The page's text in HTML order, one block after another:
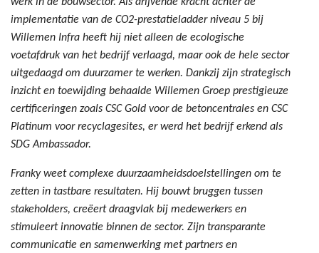
werk in de bouwsector. Als drijvende kracht achter de
implementatie van de CO2-prestatieladder niveau 5 bij
Willemen Infra heeft hij niet alleen de ecologische
voetafdruk van het bedrijf verlaagd, maar ook de hele sector
uitgedaagd om duurzamer te werken. Dankzij zijn strategisch
inzicht en toewijding behaalde Willemen Groep prestigieuze
certificeringen zoals CSC Gold voor de betoncentrales en CSC
Platinum voor recyclagesites, er werd het bedrijf erkend als
SDG Ambassador.
Franky weet complexe duurzaamheidsdoelstellingen om te
zetten in tastbare resultaten. Hij bouwt bruggen tussen
stakeholders, creëert draagvlak bij medewerkers en
stimuleert innovatie binnen de sector. Zijn transparante
communicatie en samenwerking met partners en